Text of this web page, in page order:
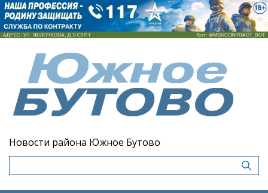
Новости района Южное Бутово